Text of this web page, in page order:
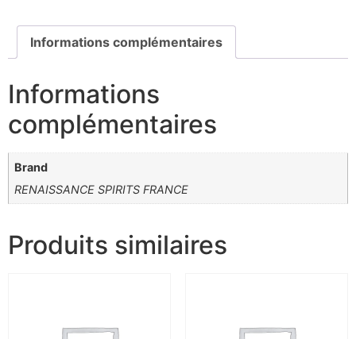
Informations complémentaires
Informations
complémentaires
Brand
RENAISSANCE SPIRITS FRANCE
Produits similaires